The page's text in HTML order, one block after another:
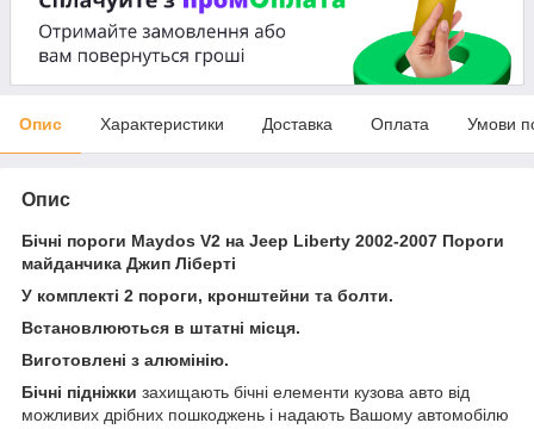
Опис Характеристики Доставка Оплата Умови
Опис
Бічні пороги Maydos V2 на Jeep Liberty 2002-2007 Пороги
майданчика Джип Ліберті
У комплекті 2 пороги, кронштейни та болти.
Встановлюються в штатні місця.
Виготовлені з алюмінію.
Бічні підніжки захищають бічні елементи кузова авто від
можливих дрібних пошкоджень і надають Вашому автомобілю